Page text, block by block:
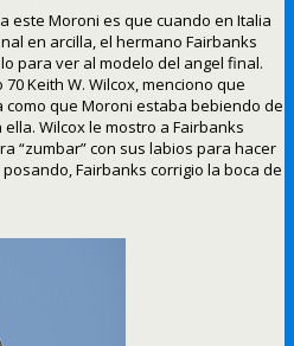
este Moroni es que cuando en Italia
en arcilla, el hermano Fairbanks
para ver al modelo del angel final.
Keith W. Wilcox, menciono que
como que Moroni estaba bebiendo de
Wilcox le mostro a Fairbanks
“zumbar” con sus labios para hacer
Fairbanks corrigio la boca de